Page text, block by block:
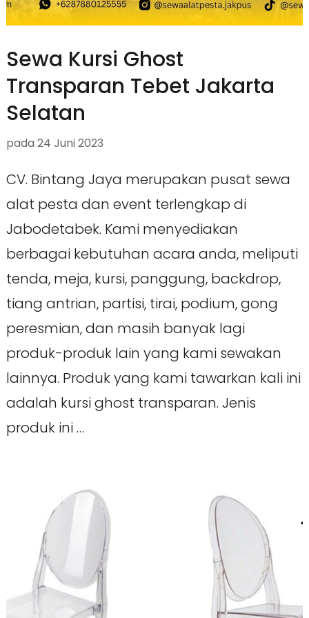
Sewa Kursi Ghost
Transparan Tebet Jakarta
Selatan
pada 24 Juni 2023
CV. Bintang Jaya merupakan pusat sewa
alat pesta dan event terlengkap di
Jabodetabek. Kami menyediakan
berbagai kebutuhan acara anda, meliputi
tenda, meja, kursi, panggung, backdrop,
tiang antrian, partisi, tirai, podium, gong
peresmian, dan masih banyak lagi
produk-produk lain yang kami sewakan
lainnya. Produk yang kami tawarkan kali ini
adalah kursi ghost transparan. Jenis
produk ini …